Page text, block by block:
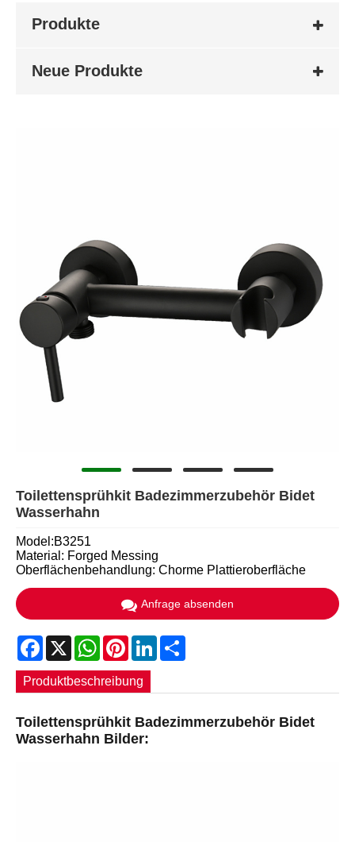
Produkte
Neue Produkte
Toilettensprühkit Badezimmerzubehör Bidet
Wasserhahn
Model:B3251
Material: Forged Messing
Oberflächenbehandlung: Chorme Plattieroberfläche
Anfrage absenden
Facebook
X WhatsApp
PinterestLinkedIn
Produktbeschreibung
Toilettensprühkit Badezimmerzubehör Bidet
Wasserhahn Bilder: